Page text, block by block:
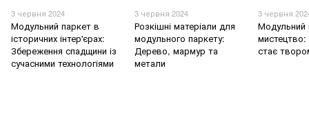
3 червня 2024
Модульний паркет в
історичних інтер'єрах:
Збереження спадщини із
сучасними технологіями
3 червня 2024
Розкішні матеріали для
модульного паркету:
Дерево, мармур та
метали
3 червня
Модульний
мистецтво:
стає